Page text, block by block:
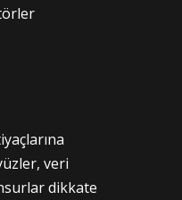
veri
dikkate